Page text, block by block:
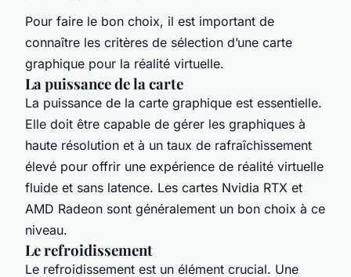
Pour faire le bon choix, il est important de
connaître les critères de sélection d’une carte
graphique pour la réalité virtuelle.
La puissance de la carte
La puissance de la carte graphique est essentielle.
Elle doit être capable de gérer les graphiques à
haute résolution et à un taux de rafraîchissement
élevé pour offrir une expérience de réalité virtuelle
fluide et sans latence. Les cartes Nvidia RTX et
AMD Radeon sont généralement un bon choix à ce
niveau.
Le refroidissement
Le refroidissement est un élément crucial. Une